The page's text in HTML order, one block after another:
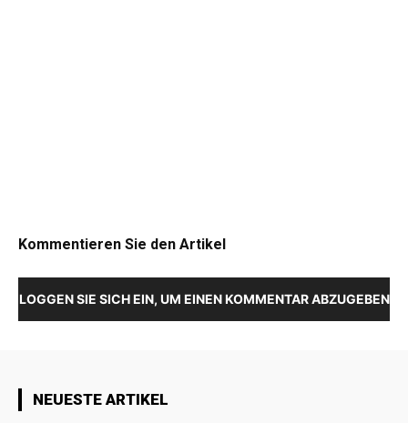
Kommentieren Sie den Artikel
LOGGEN SIE SICH EIN, UM EINEN KOMMENTAR ABZUGEBEN
NEUESTE ARTIKEL